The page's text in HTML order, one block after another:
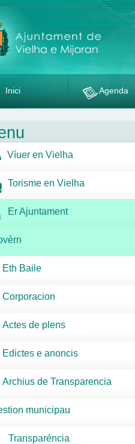
Inici Agenda
Víuer en Vielha
Torisme en Vielha
Er Ajuntament
Eth Baile
Corporacion
Actes de plens
Edictes e anoncis
Archius de Transparencia
municipau
Transparéncia